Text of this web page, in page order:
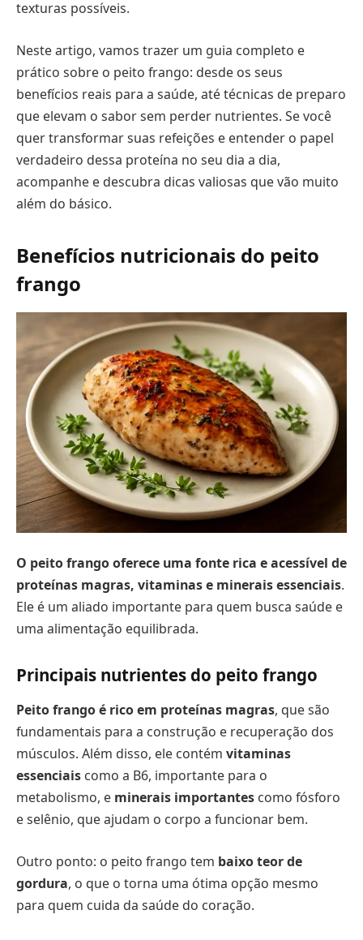
texturas possíveis.
Neste artigo, vamos trazer um guia completo e
prático sobre o peito frango: desde os seus
benefícios reais para a saúde, até técnicas de preparo
que elevam o sabor sem perder nutrientes. Se você
quer transformar suas refeições e entender o papel
verdadeiro dessa proteína no seu dia a dia,
acompanhe e descubra dicas valiosas que vão muito
além do básico.
Benefícios nutricionais do peito
frango
O peito frango oferece uma fonte rica e acessível de
proteínas magras, vitaminas e minerais essenciais.
Ele é um aliado importante para quem busca saúde e
uma alimentação equilibrada.
Principais nutrientes do peito frango
Peito frango é rico em proteínas magras, que são
fundamentais para a construção e recuperação dos
músculos. Além disso, ele contém vitaminas
essenciais como a B6, importante para o
metabolismo, e minerais importantes como fósforo
e selênio, que ajudam o corpo a funcionar bem.
Outro ponto: o peito frango tem baixo teor de
gordura, o que o torna uma ótima opção mesmo
para quem cuida da saúde do coração.